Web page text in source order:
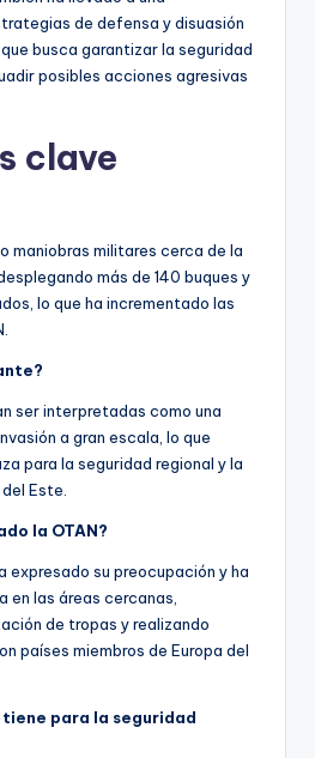
de defensa y disuasión
busca garantizar la seguridad
posibles acciones agresivas
clave
maniobras militares cerca de la
más de 140 buques y
lo que ha incrementado las
ser interpretadas como una
a gran escala, lo que
para la seguridad regional y la
Este.
la OTAN?
expresado su preocupación y ha
en las áreas cercanas,
de tropas y realizando
países miembros de Europa del
para la seguridad